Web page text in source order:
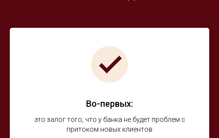
Во-первых:
это залог того, что у банка не будет проблем с
притоком новых клиентов